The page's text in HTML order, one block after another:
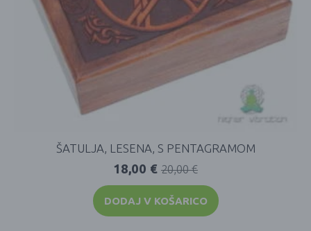
ŠATULJA, LESENA, S PENTAGRAMOM
20,00€
18,00 €
DODAJ V KOŠARICO